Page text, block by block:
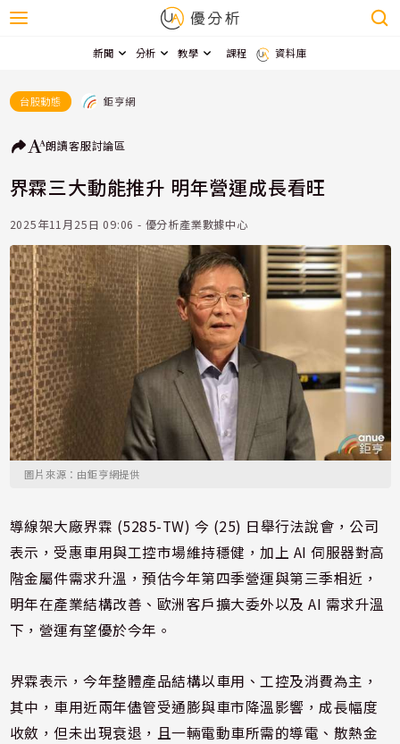
新聞 分析 教學 課程 資料庫
台股動態 鉅亨網
朗讀客服討論區
界霖三大動能推升 明年營運成長看旺
2025年11月25日 09:06 - 優分析產業數據中心
圖片來源：由鉅亨網提供
導線架大廠界霖 (5285-TW) 今 (25) 日舉行法說會，公司
表示，受惠車用與工控市場維持穩健，加上 AI 伺服器對高
階金屬件需求升溫，預估今年第四季營運與第三季相近，
明年在產業結構改善、歐洲客戶擴大委外以及 AI 需求升溫
下，營運有望優於今年。
界霖表示，今年整體產品結構以車用、工控及消費為主，
其中，車用近兩年儘管受通膨與車市降溫影響，成長幅度
收斂，但未出現衰退，且一輛電動車所需的導電、散熱金